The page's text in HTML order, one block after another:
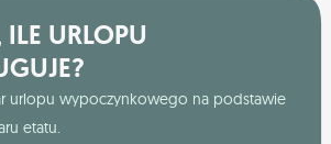
URLOPU
urlopu wypoczynkowego na podstawie
etatu.